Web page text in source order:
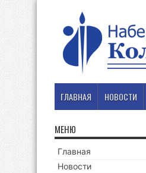
ГЛАВНАЯ НОВОСТИ
МЕНЮ
Главная
Новости